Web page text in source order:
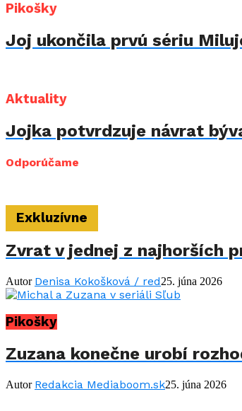
Pikošky
Joj ukončila prvú sériu
Aktuality
Jojka potvrdzuje návrat
Odporúčame
Exkluzívne
Zvrat v jednej z najhorších
Autor Denisa Kokošková / red25. júna 2026
Pikošky
Zuzana konečne urobí
Autor Redakcia Mediaboom.sk25. júna 2026